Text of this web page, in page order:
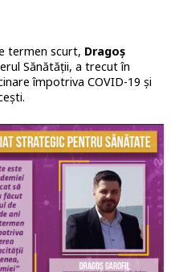
termen scurt, Dragoș
Sănătății, a trecut în
împotriva COVID-19 și